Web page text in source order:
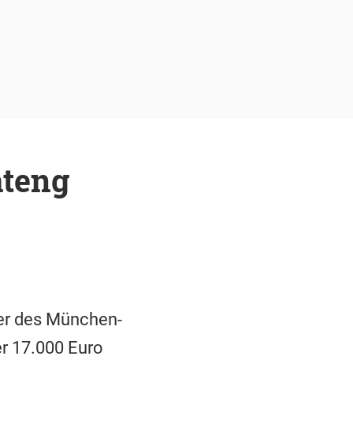
des München-
17.000 Euro